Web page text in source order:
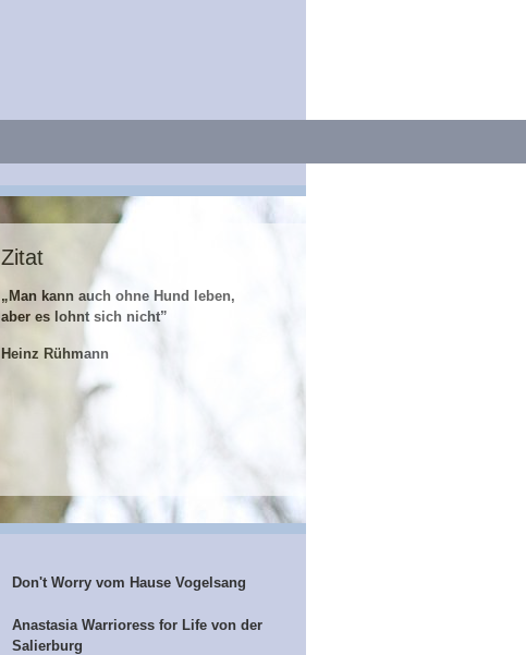
Zitat
„Man kann auch ohne Hund leben,
aber es lohnt sich nicht”
Heinz Rühmann
Don't Worry vom Hause Vogelsang
Anastasia Warrioress for Life von der
Salierburg